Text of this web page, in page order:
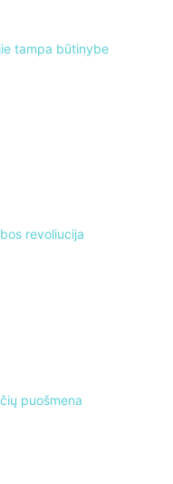
tampa būtinybe
revoliucija
puošmena